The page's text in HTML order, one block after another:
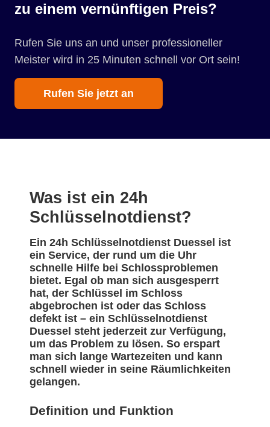
zu einem vernünftigen Preis?
Rufen Sie uns an und unser professioneller
Meister wird in 25 Minuten schnell vor Ort sein!
Rufen Sie jetzt an
Was ist ein 24h
Schlüsselnotdienst?
Ein 24h Schlüsselnotdienst Duessel ist
ein Service, der rund um die Uhr
schnelle Hilfe bei Schlossproblemen
bietet. Egal ob man sich ausgesperrt
hat, der Schlüssel im Schloss
abgebrochen ist oder das Schloss
defekt ist – ein Schlüsselnotdienst
Duessel steht jederzeit zur Verfügung,
um das Problem zu lösen. So erspart
man sich lange Wartezeiten und kann
schnell wieder in seine Räumlichkeiten
gelangen.
Definition und Funktion